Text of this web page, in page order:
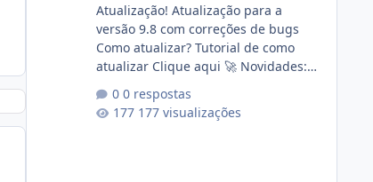
Atualização! Atualização para a
versão 9.8 com correções de bugs
Como atualizar? Tutorial de como
atualizar Clique aqui 🚀 Novidades:
publico para consulta de sub.dominio
autorizado a usasr o isistem:
0 respostas
177 visualizações